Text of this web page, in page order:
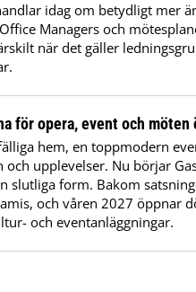
idag om betydligt mer
Managers och
när det gäller
för opera, event och möten
hem, en toppmodern
upplevelser. Nu börjar
slutliga form. Bakom
och våren 2027 öppnar
och eventanläggningar.